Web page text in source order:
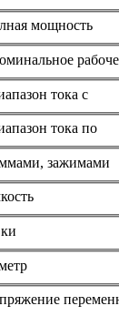
мощность
тока с
тока по
зажимами